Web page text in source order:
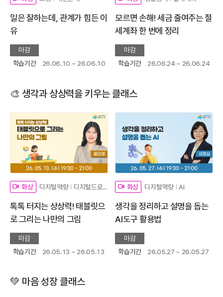
일은 잘하는데, 관계가 힘든 이
유
마감
학습기간
26.06.10 ~ 26.06.10
모르면 손해! 세금 줄여주는 절
세계좌 한 번에 정리
마감
학습기간
26.06.24 ~ 26.06.24
🎨 생각과 상상력을 키우는 클래스
화상 디지털역량 디지털드로잉
톡톡 터지는 상상력! 태블릿으
로 그리는 나만의 그림
마감
학습기간
26.05.13 ~ 26.05.13
화상 디지털역량 AI
생각을 정리하고 설명을 돕는
AI도구 활용법
마감
학습기간
26.05.27 ~ 26.05.27
💚 마음 성장 클래스